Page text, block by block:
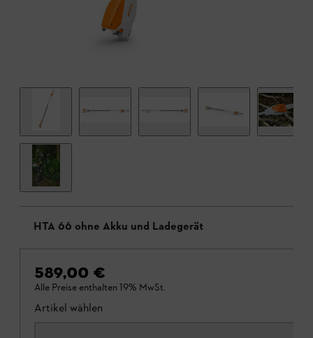
HTA 66 ohne Akku und Ladegerät
589,00 €
Alle Preise enthalten 19% MwSt.
Artikel wählen